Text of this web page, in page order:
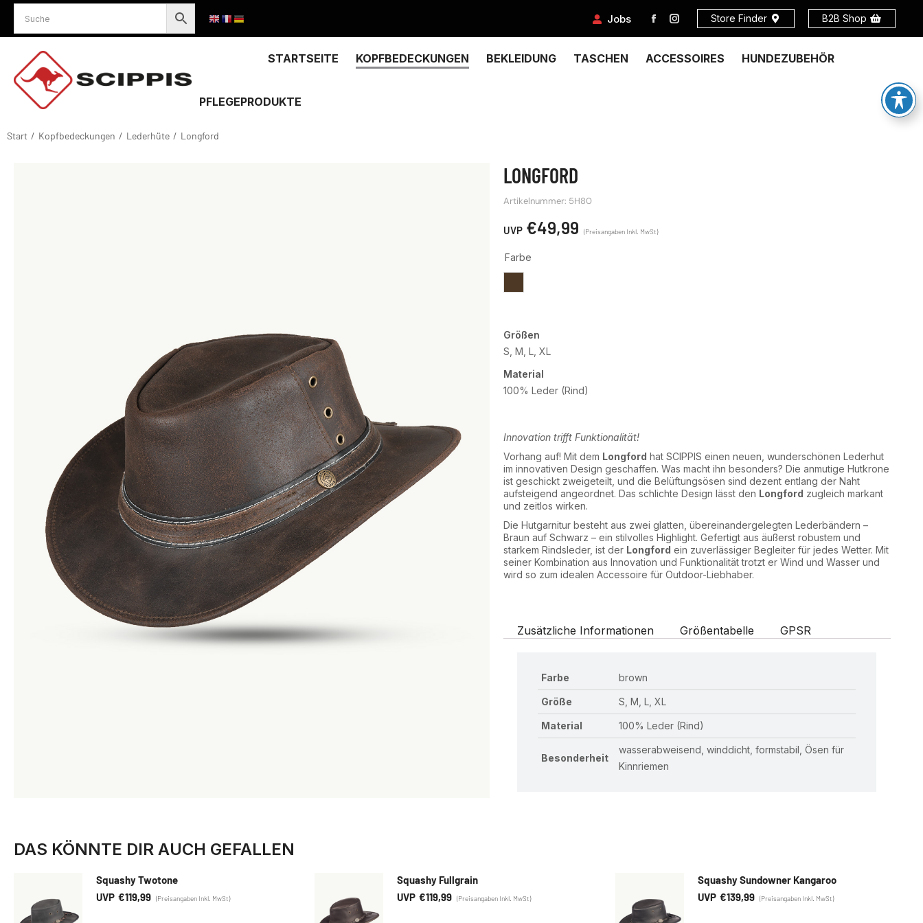
Jobs Store Finder B2B Shop
STARTSEITE KOPFBEDECKUNGEN BEKLEIDUNG TASCHEN ACCESSOIRES HUNDEZUBEHÖR
PFLEGEPRODUKTE
Sie befinden sich hier:
Start Kopfbedeckungen Lederhüte Longford
LONGFORD
Artikelnummer: 5H80
€49,99
Farbe
Größen
S, M, L, XL
Material
100% Leder (Rind)
Innovation trifft Funktionalität!
Vorhang auf! Mit dem Longford hat SCIPPIS einen neuen, wunderschönen Lederhut
im innovativen Design geschaffen. Was macht ihn besonders? Die anmutige Hutkrone
ist geschickt zweigeteilt, und die Belüftungsösen sind dezent entlang der Naht
aufsteigend angeordnet. Das schlichte Design lässt den Longford zugleich markant
und zeitlos wirken.
Die Hutgarnitur besteht aus zwei glatten, übereinandergelegten Lederbändern –
Braun auf Schwarz – ein stilvolles Highlight. Gefertigt aus äußerst robustem und
starkem Rindsleder, ist der Longford ein zuverlässiger Begleiter für jedes Wetter. Mit
seiner Kombination aus Innovation und Funktionalität trotzt er Wind und Wasser und
wird so zum idealen Accessoire für Outdoor-Liebhaber.
Zusätzliche Informationen Größentabelle GPSR
Farbe brown
Größe S, M, L, XL
Material 100% Leder (Rind)
Besonderheit
wasserabweisend, winddicht, formstabil, Ösen für
Kinnriemen
DAS KÖNNTE DIR AUCH GEFALLEN
Squashy Twotone
€119,99
Squashy Fullgrain
€119,99
Squashy Sundowner Kangaroo
€139,99